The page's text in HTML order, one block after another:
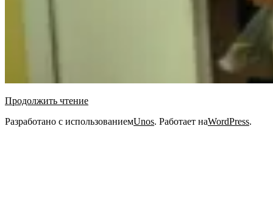
Продолжить чтение
2020-
Разработано с использованиемUnos. Работает наWordPress.